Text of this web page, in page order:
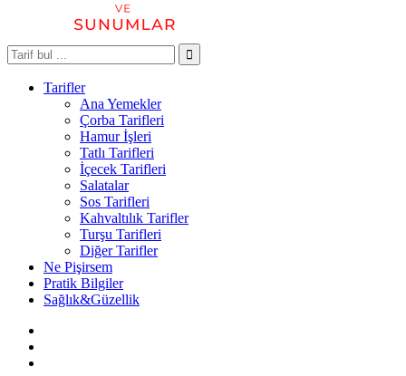
Tarifler
Ana Yemekler
Çorba Tarifleri
Hamur İşleri
Tatlı Tarifleri
İçecek Tarifleri
Salatalar
Sos Tarifleri
Kahvaltılık Tarifler
Turşu Tarifleri
Diğer Tarifler
Ne Pişirsem
Pratik Bilgiler
Sağlık&Güzellik